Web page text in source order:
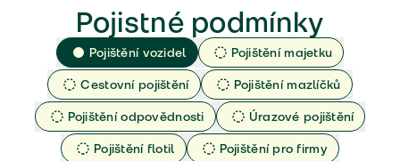
Pojistné podmínky
Pojištění vozidel
Pojištění majetku
Cestovní pojištění
Pojištění mazlíčků
Pojištění odpovědnosti
Úrazové pojištění
Pojištění flotil
Pojištění pro firmy